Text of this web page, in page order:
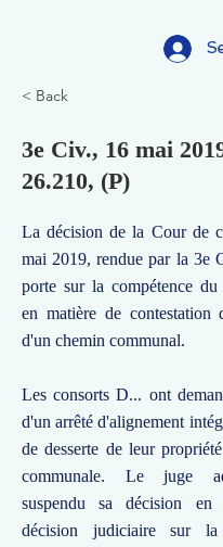
< Back
3e Civ., 16 mai
26.210, (P)
La décision de la Cour de
mai 2019, rendue par la 3e
porte sur la compétence
en matière de contestation
d'un chemin communal.
Les consorts D... ont
d'un arrêté d'alignement
de desserte de leur
communale. Le juge
suspendu sa décision en
décision judiciaire sur